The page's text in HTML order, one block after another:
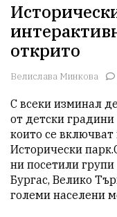
открито
Велислава Минкова
С всеки изминал
от детски
които се
Исторически
ни посетили
Бургас, Велико